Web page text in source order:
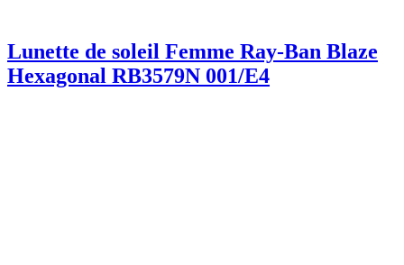
Lunette de soleil Femme Ray-Ban Blaze
Hexagonal RB3579N 001/E4